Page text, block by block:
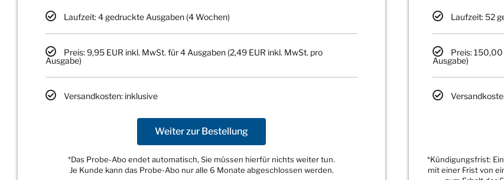
Laufzeit: 4 gedruckte Ausgaben (4 Wochen)
Preis: 9,95 EUR inkl. MwSt. für 4 Ausgaben (2,49 EUR inkl. MwSt. pro
Ausgabe)
Versandkosten: inklusive
Weiter zur Bestellung
*Das Probe-Abo endet automatisch, Sie müssen hierfür nichts weiter tun.
Je Kunde kann das Probe-Abo nur alle 6 Monate abgeschlossen werden.
Laufzeit: 52
Preis: 150,00
Ausgabe)
*Kündigungsfrist:
mit einer Frist von